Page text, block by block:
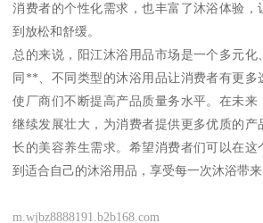
消费者的个性化需求，也丰富了沐浴体验，
到放松和舒缓。
总的来说，阳江沐浴用品市场是一个多元化
同**、不同类型的沐浴用品让消费者有更多
使厂商们不断提高产品质量务水平。在未来
继续发展壮大，为消费者提供更多优质的产
长的美容养生需求。希望消费者们可以在这
到适合自己的沐浴用品，享受每一次沐浴带来
m.wjbz8888191.b2b168.com